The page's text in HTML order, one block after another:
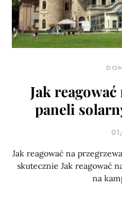
Jak
paneli
Jak reagować na
skutecznie Jak reagować
na